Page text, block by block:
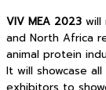
VIV MEA 2023 will
and North Africa
animal protein
It will showcase